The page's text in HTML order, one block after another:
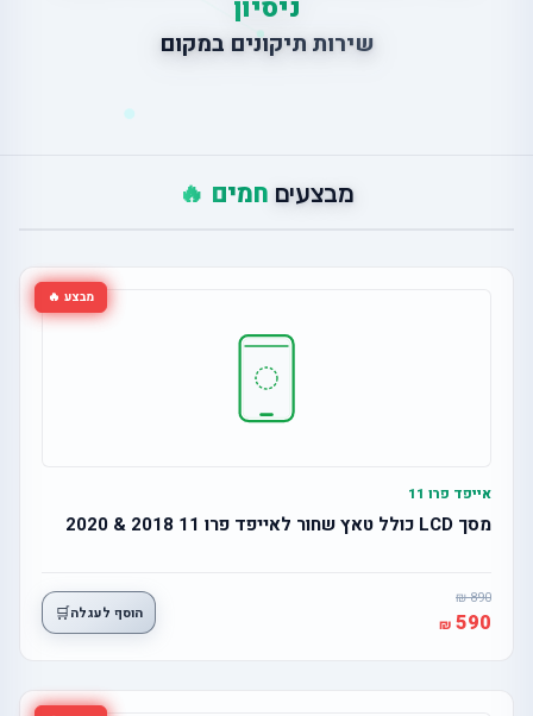
ניסיון
שירות תיקונים במקום
מבצעים חמים 🔥
מבצע 🔥
אייפד פרו 11
מסך LCD כולל טאץ שחור לאייפד פרו 11 2018 & 2020
890
590 הוסף לעגלה🛒